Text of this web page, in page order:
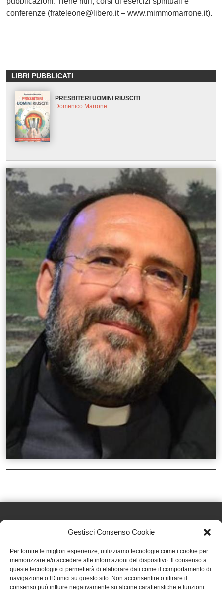
Gestisci Consenso Cookie
Per fornire le migliori esperienze, utilizziamo tecnologie come i cookie per
memorizzare e/o accedere alle informazioni del dispositivo. Il consenso a
queste tecnologie ci permetterà di elaborare dati come il comportamento di
navigazione o ID unici su questo sito. Non acconsentire o ritirare il
consenso può influire negativamente su alcune caratteristiche e funzioni.
conferenze (frateleone@libero.it – www.mimmomarrone.it).
LIBRI PUBBLICATI
PRESBITERI UOMINI RIUSCITI
Domenico Marrone
Effatà Editrice di Pellegrino Paolo SAS
C.F. e P.IVA 09655250018
Via Tre Denti, 1 - 10060 Cantalupa (TO)
Telefono: (+39) 0121 353452 - Fax: (+39) 0121 353839